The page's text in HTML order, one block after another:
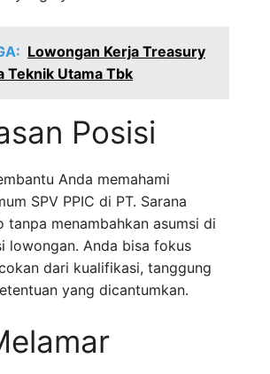
Lowongan Kerja Treasury
Teknik Utama Tbk
Posisi
Anda memahami
SPV PPIC di PT. Sarana
tanpa menambahkan asumsi di
lowongan. Anda bisa fokus
dari kualifikasi, tanggung
yang dicantumkan.